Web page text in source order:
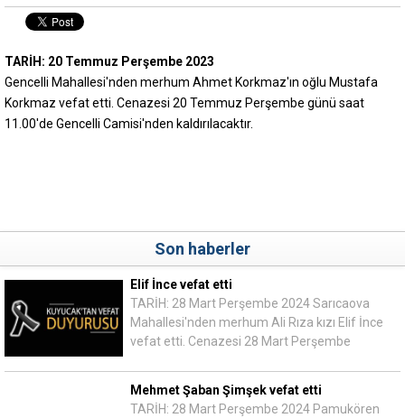
TARİH: 20 Temmuz Perşembe 2023
Gencelli Mahallesi'nden merhum Ahmet Korkmaz'ın oğlu Mustafa
Korkmaz vefat etti. Cenazesi 20 Temmuz Perşembe günü saat
11.00'de Gencelli Camisi'nden kaldırılacaktır.
Son haberler
Elif İnce vefat etti
TARİH: 28 Mart Perşembe 2024 Sarıcaova
Mahallesi'nden merhum Ali Rıza kızı Elif İnce
vefat etti. Cenazesi 28 Mart Perşembe
Mehmet Şaban Şimşek vefat etti
TARİH: 28 Mart Perşembe 2024 Pamukören